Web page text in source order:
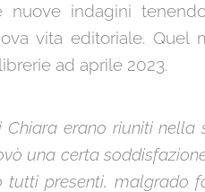
indagini
vita editoriale. Quel
ad aprile 2023.
erano riuniti nella
una certa
presenti, malgrado